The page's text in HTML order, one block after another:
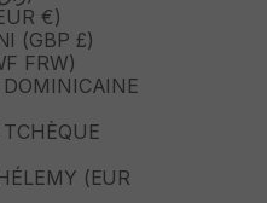
€)
(GBP £)
FRW)
DOMINICAINE
(EUR